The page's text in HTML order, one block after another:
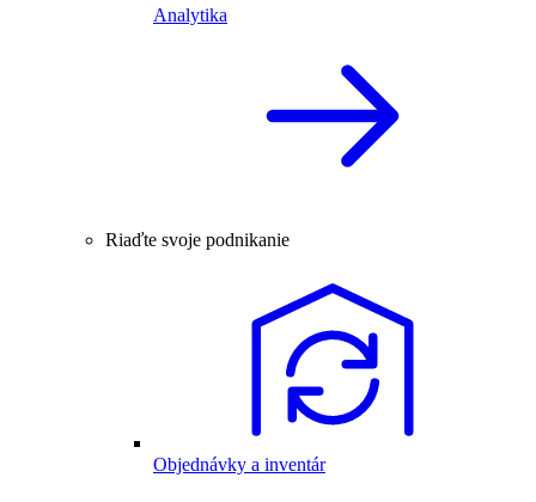
Analytika
Riaďte svoje podnikanie
Objednávky a inventár